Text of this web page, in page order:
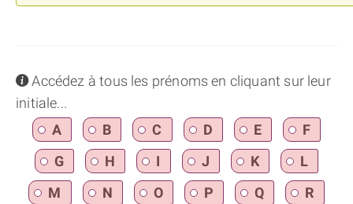
infoAccédez à tous les prénoms en cliquant sur leur
initiale...
A
B C D E
F
G
H I J K
L
M
N O P Q
R